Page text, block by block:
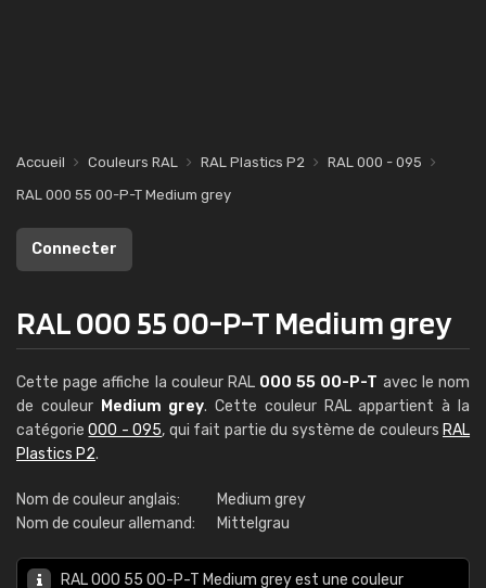
Accueil Couleurs RAL RAL Plastics P2
RAL 000 - 095
RAL 000 55 00-P-T Medium grey
Connecter
RAL 000 55 00-P-T Medium grey
Cette page affiche la couleur RAL 000 55 00-P-T avec le nom
de couleur Medium grey. Cette couleur RAL appartient à la
catégorie000 - 095, qui fait partie du système de couleurs RAL
Plastics P2.
Nom de couleur anglais:
Medium grey
Nom de couleur allemand:
Mittelgrau
RAL 000 55 00-P-T Medium grey est une couleur